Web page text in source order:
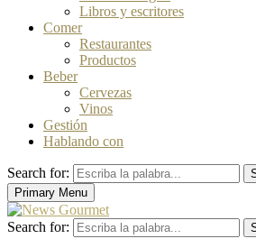
Libros y escritores
Comer
Restaurantes
Productos
Beber
Cervezas
Vinos
Gestión
Hablando con
Search for:
Primary Menu
Search for: